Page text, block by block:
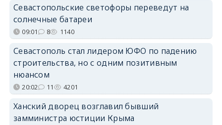
Севастопольские светофоры переведут на
солнечные батареи
09:01 8 1140
Севастополь стал лидером ЮФО по падению
строительства, но с одним позитивным
нюансом
20:02 11 4201
Ханский дворец возглавил бывший
замминистра юстиции Крыма